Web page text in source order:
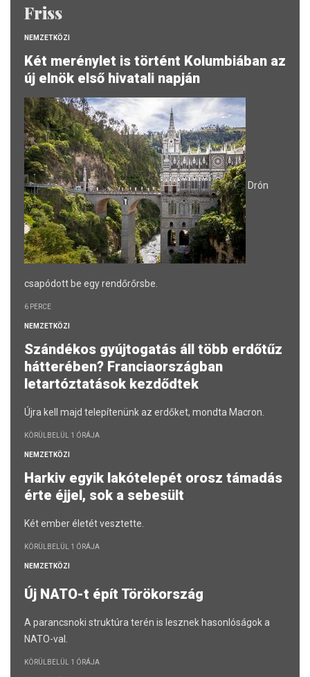
Friss
NEMZETKÖZI
Két merénylet is történt Kolumbiában az
új elnök első hivatali napján
Drón
csapódott be egy rendőrőrsbe.
6 PERCE
NEMZETKÖZI
Szándékos gyújtogatás áll több erdőtűz
hátterében? Franciaországban
letartóztatások kezdődtek
Újra kell majd telepítenünk az erdőket, mondta Macron.
KÖRÜLBELÜL 1 ÓRÁJA
NEMZETKÖZI
Harkiv egyik lakótelepét orosz támadás
érte éjjel, sok a sebesült
Két ember életét vesztette.
KÖRÜLBELÜL 1 ÓRÁJA
NEMZETKÖZI
Új NATO-t épít Törökország
A parancsnoki struktúra terén is lesznek hasonlóságok a
NATO-val.
KÖRÜLBELÜL 1 ÓRÁJA